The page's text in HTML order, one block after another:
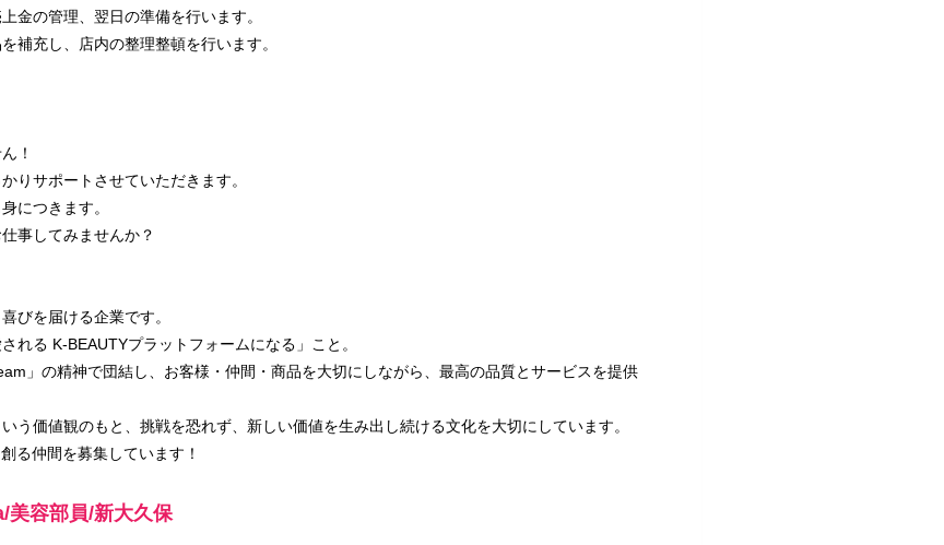
金の管理、翌日の準備を行います。
補充し、店内の整理整頓を行います。
！
りサポートさせていただきます。
につきます。
事してみませんか？
びを届ける企業です。
れる K-BEAUTYプラットフォームになる」こと。
」の精神で団結し、お客様・仲間・商品を大切にしながら、最高の品質とサービスを提供
う価値観のもと、挑戦を恐れず、新しい価値を生み出し続ける文化を大切にしています。
る仲間を募集しています！
美容部員/新大久保